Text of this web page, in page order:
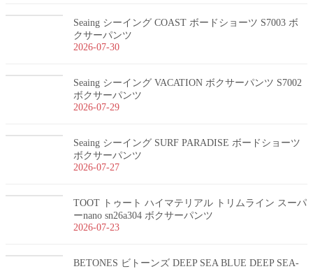
Seaing シーイング COAST ボードショーツ S7003 ボ
クサーパンツ
2026-07-30
Seaing シーイング VACATION ボクサーパンツ S7002
ボクサーパンツ
2026-07-29
Seaing シーイング SURF PARADISE ボードショーツ
ボクサーパンツ
2026-07-27
TOOT トゥート ハイマテリアル トリムライン スーパ
ーnano sn26a304 ボクサーパンツ
2026-07-23
BETONES ビトーンズ DEEP SEA BLUE DEEP SEA-